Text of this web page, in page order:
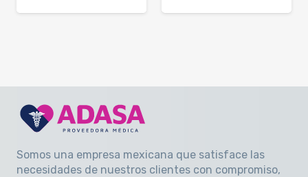
Somos una empresa mexicana que satisface las
necesidades de nuestros clientes con compromiso,